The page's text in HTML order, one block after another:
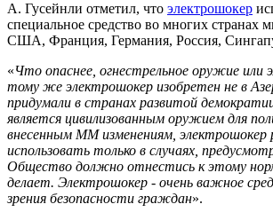
А. Гусейнли отметил, что электрошокер
специальное средство во многих странах
США, Франция, Германия, Россия,
«Что опаснее, огнестрельное оружие или
тому же электрошокер изобретен не в
придумали в странах развитой
является цивилизованным оружием для
внесенным ММ изменениям, электрошокер
использовать только в случаях,
Общество должно отнестись к этому
делает. Электрошокер - очень важное
зрения безопасности граждан».